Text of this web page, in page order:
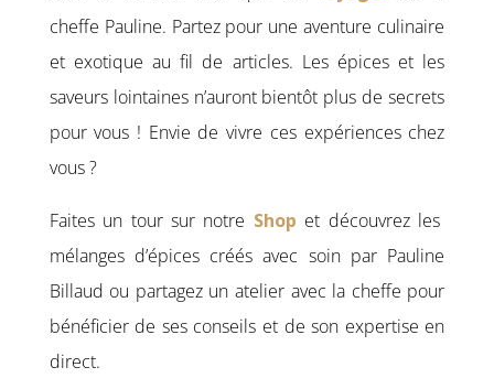
cheffe Pauline. Partez pour une aventure culinaire
et exotique au fil de articles. Les épices et les
saveurs lointaines n’auront bientôt plus de secrets
pour vous ! Envie de vivre ces expériences chez
vous ?
Faites un tour sur notre Shop et découvrez les
mélanges d’épices créés avec soin par Pauline
Billaud ou partagez un atelier avec la cheffe pour
bénéficier de ses conseils et de son expertise en
direct.